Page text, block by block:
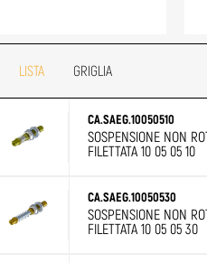
LISTA GRIGLIA
CA.SAEG.10050510
SOSPENSIONE NON
FILETTATA 10 05 05 10
CA.SAEG.10050530
SOSPENSIONE NON
FILETTATA 10 05 05 30